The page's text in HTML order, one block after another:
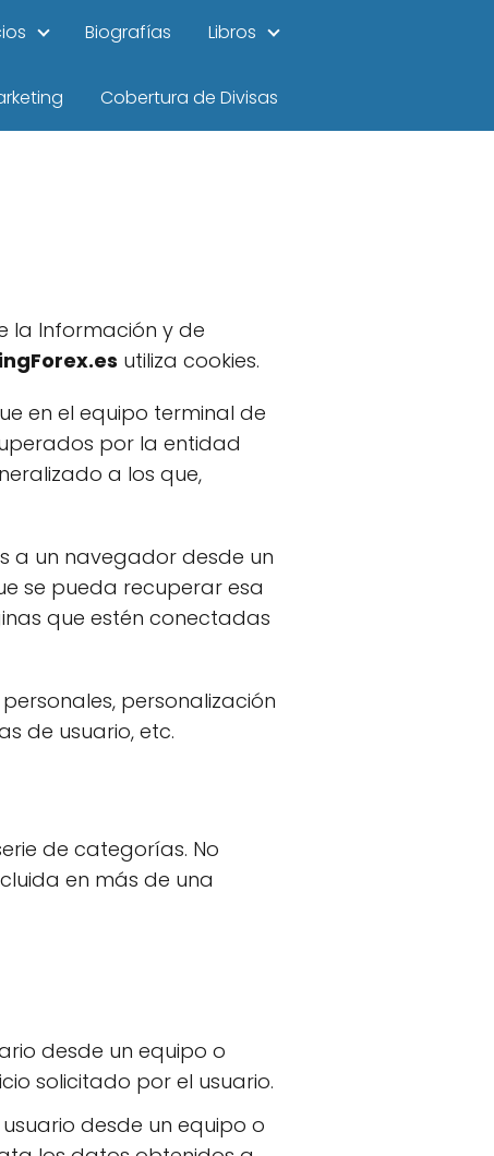
Biografías Libros
Cobertura de Divisas
la Información y de
utiliza cookies.
en el equipo terminal de
por la entidad
a los que,
a un navegador desde un
se pueda recuperar esa
que estén conectadas
personalización
de usuario, etc.
de categorías. No
en más de una
desde un equipo o
solicitado por el usuario.
desde un equipo o